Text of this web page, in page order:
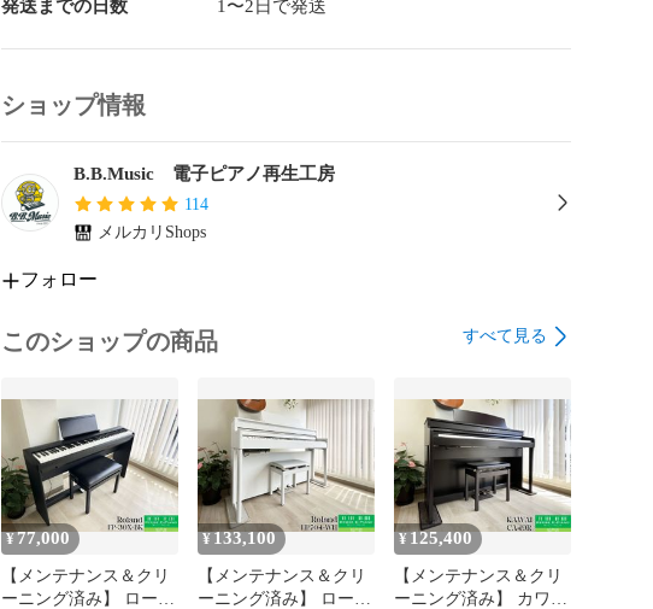
発送までの日数 1〜2日で発送
ショップ情報
B.B.Music 電子ピアノ再生工房
114
メルカリShops
フォロー
このショップの商品 すべて見る
¥77,000
【メンテナンス＆クリ
ーニング済み】 ローラ
¥133,100
【メンテナンス＆クリ
ーニング済み】 ローラ
¥125,400
【メンテナンス＆クリ
ーニング済み】 カワイ